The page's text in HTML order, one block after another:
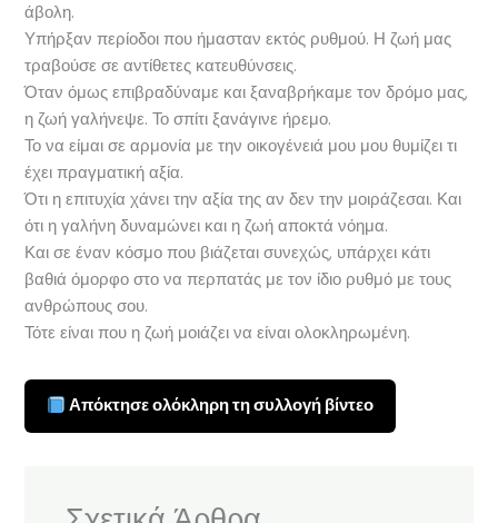
άβολη.
Υπήρξαν περίοδοι που ήμασταν εκτός ρυθμού. Η ζωή μας
τραβούσε σε αντίθετες κατευθύνσεις.
Όταν όμως επιβραδύναμε και ξαναβρήκαμε τον δρόμο μας,
η ζωή γαλήνεψε. Το σπίτι ξανάγινε ήρεμο.
Το να είμαι σε αρμονία με την οικογένειά μου μου θυμίζει τι
έχει πραγματική αξία.
Ότι η επιτυχία χάνει την αξία της αν δεν την μοιράζεσαι. Και
ότι η γαλήνη δυναμώνει και η ζωή αποκτά νόημα.
Και σε έναν κόσμο που βιάζεται συνεχώς, υπάρχει κάτι
βαθιά όμορφο στο να περπατάς με τον ίδιο ρυθμό με τους
ανθρώπους σου.
Τότε είναι που η ζωή μοιάζει να είναι ολοκληρωμένη.
Απόκτησε ολόκληρη τη συλλογή βίντεο